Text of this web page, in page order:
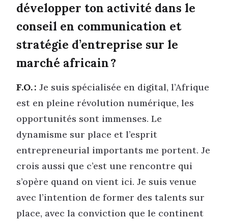
développer ton activité dans le
conseil en communication et
stratégie d’entreprise sur le
marché africain ?
F.O. : Je suis spécialisée en digital, l’Afrique
est en pleine révolution numérique, les
opportunités sont immenses. Le
dynamisme sur place et l’esprit
entrepreneurial importants me portent. Je
crois aussi que c’est une rencontre qui
s’opère quand on vient ici. Je suis venue
avec l’intention de former des talents sur
place, avec la conviction que le continent